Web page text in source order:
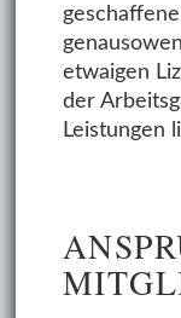
etwaigen
der
Leistungen